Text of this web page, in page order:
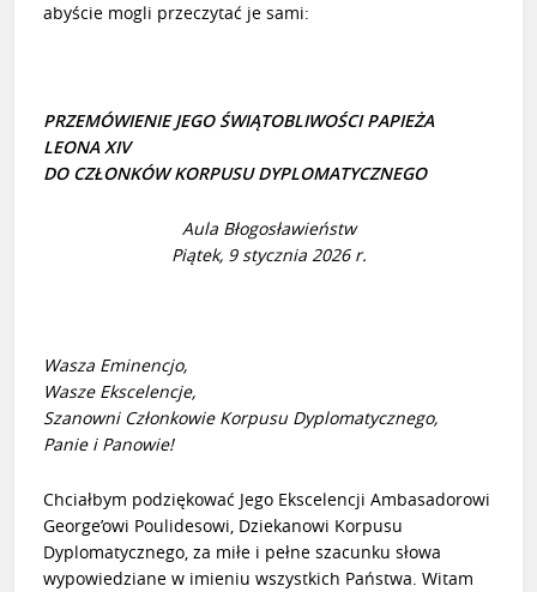
abyście mogli przeczytać je sami:
PRZEMÓWIENIE JEGO ŚWIĄTOBLIWOŚCI PAPIEŻA
LEONA XIV
DO CZŁONKÓW KORPUSU DYPLOMATYCZNEGO
Aula Błogosławieństw
Piątek, 9 stycznia 2026 r.
Wasza Eminencjo,
Wasze Ekscelencje,
Szanowni Członkowie Korpusu Dyplomatycznego,
Panie i Panowie!
Chciałbym podziękować Jego Ekscelencji Ambasadorowi
George’owi Poulidesowi, Dziekanowi Korpusu
Dyplomatycznego, za miłe i pełne szacunku słowa
wypowiedziane w imieniu wszystkich Państwa. Witam